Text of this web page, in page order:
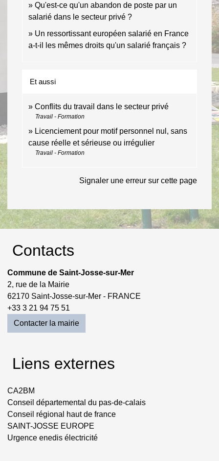
Qu'est-ce qu'un abandon de poste par un
salarié dans le secteur privé ?
Un ressortissant européen salarié en France
a-t-il les mêmes droits qu'un salarié français ?
Et aussi
Conflits du travail dans le secteur privé
Travail - Formation
Licenciement pour motif personnel nul, sans
cause réelle et sérieuse ou irrégulier
Travail - Formation
Signaler une erreur sur cette page
Contacts
Commune de Saint-Josse-sur-Mer
2, rue de la Mairie
62170 Saint-Josse-sur-Mer - FRANCE
+33 3 21 94 75 51
Contacter la mairie
Liens externes
CA2BM
Conseil départemental du pas-de-calais
Conseil régional haut de france
SAINT-JOSSE EUROPE
Urgence enedis électricité